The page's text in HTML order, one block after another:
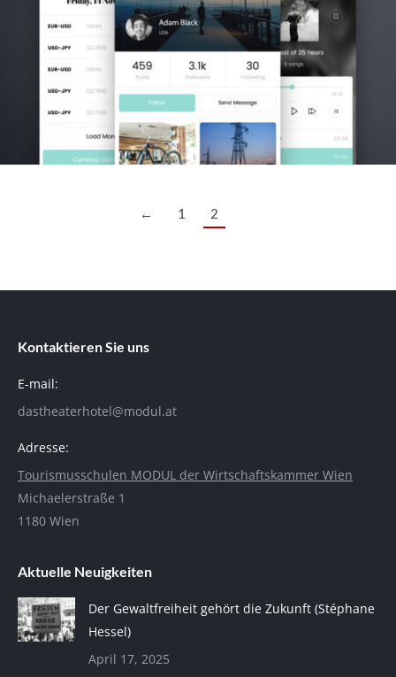
← 1 2
Kontaktieren Sie uns
E-mail:
dastheaterhotel@modul.at
Adresse:
Tourismusschulen MODUL der Wirtschaftskammer Wien
Michaelerstraße 1
1180 Wien
Aktuelle Neuigkeiten
Der Gewaltfreiheit gehört die Zukunft (Stéphane
Hessel)
April 17, 2025